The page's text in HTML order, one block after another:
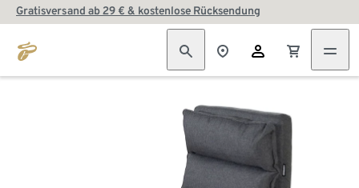
Gratisversand ab 29 € & kostenlose Rücksendung